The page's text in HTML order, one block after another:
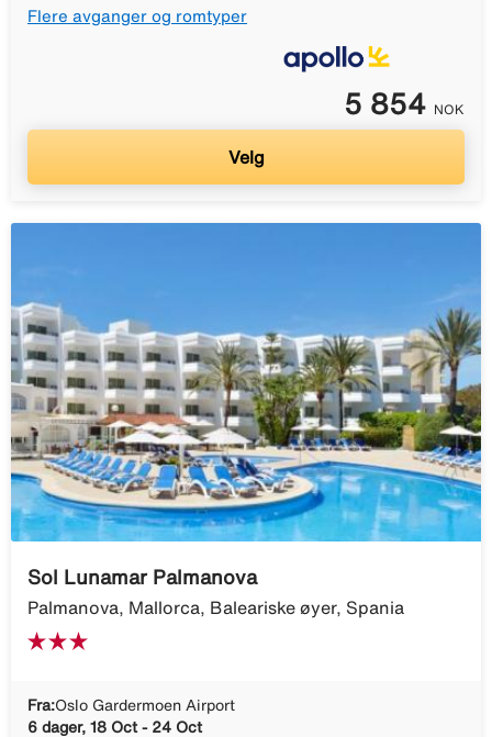
Flere avganger og romtyper
5 854 NOK
Velg
Sol Lunamar Palmanova
Palmanova, Mallorca, Baleariske øyer, Spania
Fra:Oslo Gardermoen Airport
6 dager, 18 Oct - 24 Oct